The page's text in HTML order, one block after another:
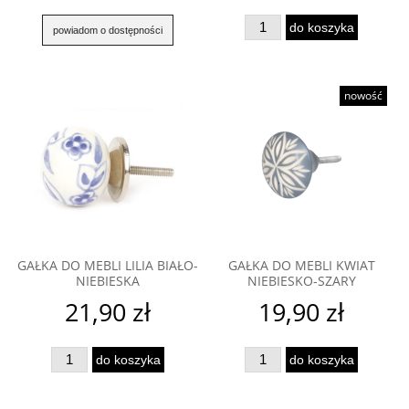
powiadom o dostępności do koszyka
GAŁKA DO MEBLI LILIA BIAŁO-
NIEBIESKA
21,90 zł
do koszyka
GAŁKA DO MEBLI KWIAT
NIEBIESKO-SZARY
19,90 zł
do koszyka
nowość